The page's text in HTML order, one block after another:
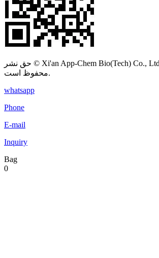
حق نشر © Xi'an App-Chem Bio(Tech) Co., Ltd. کلیه حقوق
محفوظ است.
whatsapp
Phone
E-mail
Inquiry
Bag
0